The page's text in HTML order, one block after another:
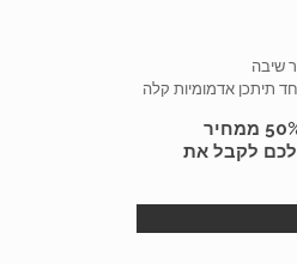
שיבה
תיתכן אדמומיות קלה
כי עכשיו זה בהנחה של 50% ממחיר
לקבל את